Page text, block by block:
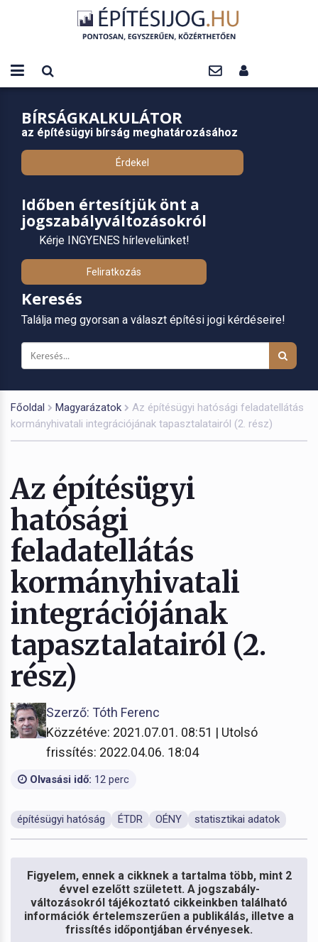
BÍRSÁGKALKULÁTOR
az építésügyi bírság meghatározásához
Érdekel
Időben értesítjük önt a
jogszabályváltozásokról
Kérje INGYENES hírlevelünket!
Feliratkozás
Keresés
Találja meg gyorsan a választ építési jogi kérdéseire!
Főoldal Magyarázatok
Az építésügyi hatósági feladatellátás
kormányhivatali integrációjának tapasztalatairól (2. rész)
Az építésügyi
hatósági
feladatellátás
kormányhivatali
integrációjának
tapasztalatairól (2.
rész)
Szerző: Tóth Ferenc
Közzétéve: 2021.07.01. 08:51 | Utolsó
frissítés: 2022.04.06. 18:04
Olvasási idő: 12 perc
építésügyi hatóság ÉTDR OÉNY statisztikai adatok
Figyelem, ennek a cikknek a tartalma több, mint 2
évvel ezelőtt született. A jogszabály-
változásokról tájékoztató cikkeinkben található
információk értelemszerűen a publikálás, illetve a
frissítés időpontjában érvényesek.